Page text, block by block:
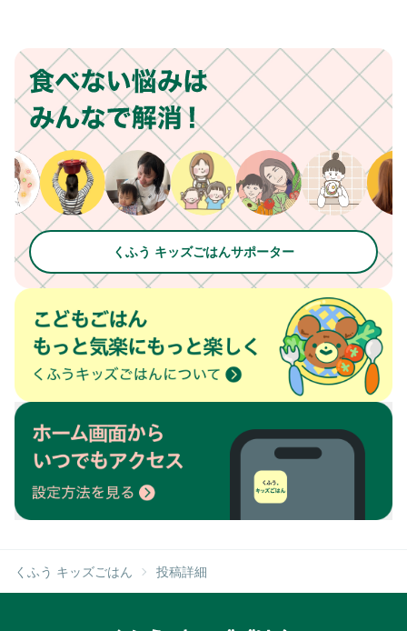
くふう キッズごはんサポーター
くふう キッズごはん 投稿詳細